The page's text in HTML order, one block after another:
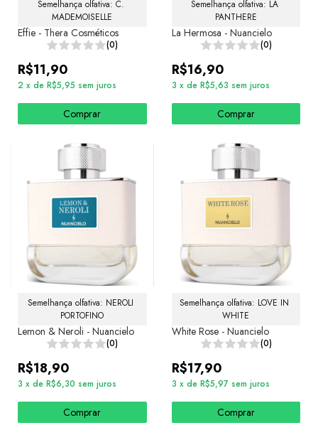
Semelhança olfativa: C.
MADEMOISELLE
Effie - Thera Cosméticos
(0)
R$11,90
2 x de R$5,95 sem juros
Comprar
Semelhança olfativa: LA
PANTHERE
La Hermosa - Nuancielo
(0)
R$16,90
3 x de R$5,63 sem juros
Comprar
Semelhança olfativa: NEROLI
PORTOFINO
Lemon & Neroli - Nuancielo
(0)
R$18,90
3 x de R$6,30 sem juros
Comprar
Semelhança olfativa: LOVE IN
WHITE
White Rose - Nuancielo
(0)
R$17,90
3 x de R$5,97 sem juros
Comprar